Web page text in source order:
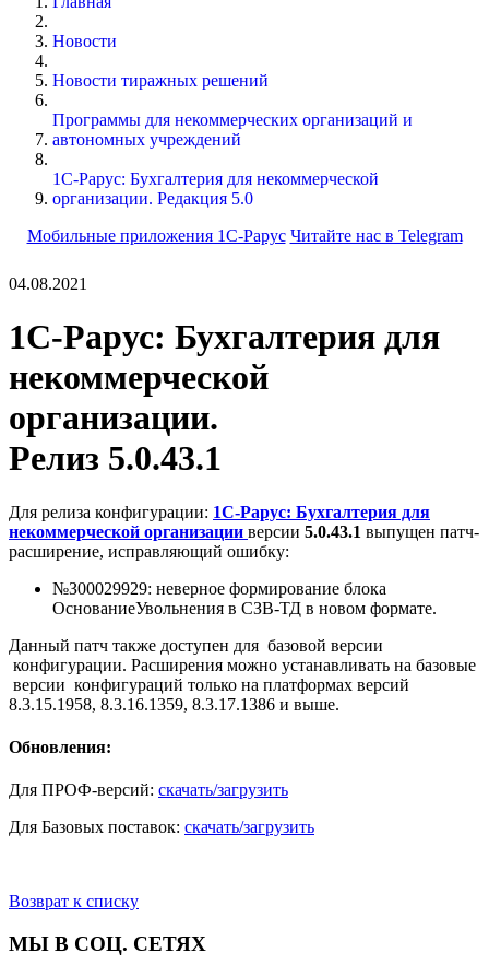
Новости
Новости тиражных решений
Программы для некоммерческих организаций и
автономных учреждений
1С-Рарус: Бухгалтерия для некоммерческой
организации. Редакция 5.0
Мобильные приложения 1С-Рарус Читайте нас в Telegram
04.08.2021
1С-Рарус: Бухгалтерия для
некоммерческой
организации.
Релиз 5.0.43.1
Для релиза конфигурации: 1С-Рарус: Бухгалтерия для
некоммерческой организации версии 5.0.43.1 выпущен патч-
расширение, исправляющий ошибку:
№З00029929: неверное формирование блока
ОснованиеУвольнения в СЗВ-ТД в новом формате.
Данный патч также доступен для базовой версии
конфигурации. Расширения можно устанавливать на базовые
версии конфигураций только на платформах версий
8.3.15.1958, 8.3.16.1359, 8.3.17.1386 и выше.
Обновления:
Для ПРОФ-версий: скачать/загрузить
Для Базовых поставок: скачать/загрузить
Возврат к списку
МЫ В СОЦ. СЕТЯХ